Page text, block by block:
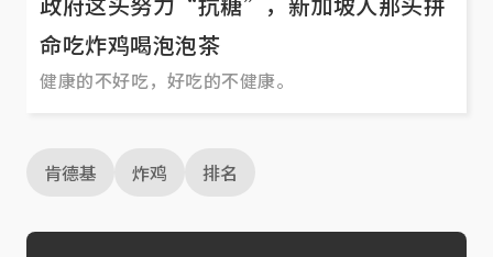
命吃炸鸡喝泡泡茶
健康的不好吃，好吃的不健康。
肯德基 炸鸡 排名